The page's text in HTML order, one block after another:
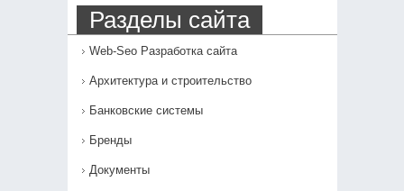
Разделы сайта
Web-Seo Разработка сайта
Архитектура и строительство
Банковские системы
Бренды
Документы